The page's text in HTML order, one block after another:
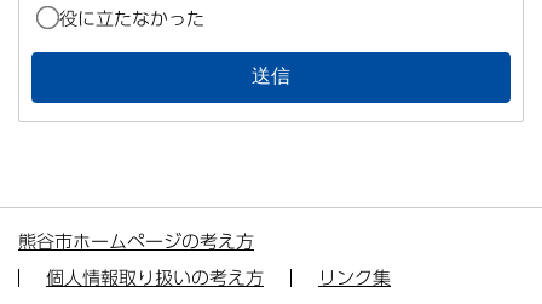
役に立たなかった
熊谷市ホームページの考え方
個人情報取り扱いの考え方
リンク集